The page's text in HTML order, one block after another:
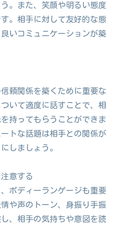
。また、笑顔や明るい態度
。相手に対して友好的な態
いコミュニケーションが築
頼関係を築くために重要な
いて適度に話すことで、相
持ってもらうことができま
トな話題は相手との関係が
しましょう。
意する
ボディーランゲージも重要
や声のトーン、身振り手振
、相手の気持ちや意図を読